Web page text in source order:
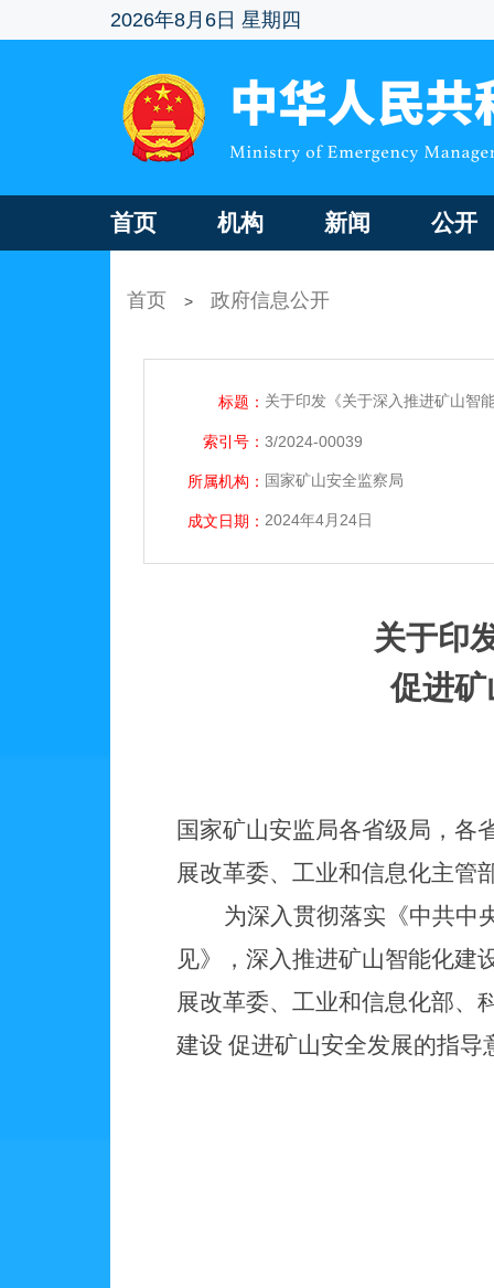
2026年8月6日 星期四
首页 机构 新闻 公开
首页 > 政府信息公开
标题： 关于印发《关于深入推进矿山智
索引号： 3/2024-00039
所属机构： 国家矿山安全监察局
成文日期： 2024年4月24日
关于印
促进
国家矿山安监局各省级局，各
展改革委、工业和信息化主管
为深入贯彻落实《中共中
见》，深入推进矿山智能化建
展改革委、工业和信息化部、
建设 促进矿山安全发展的指